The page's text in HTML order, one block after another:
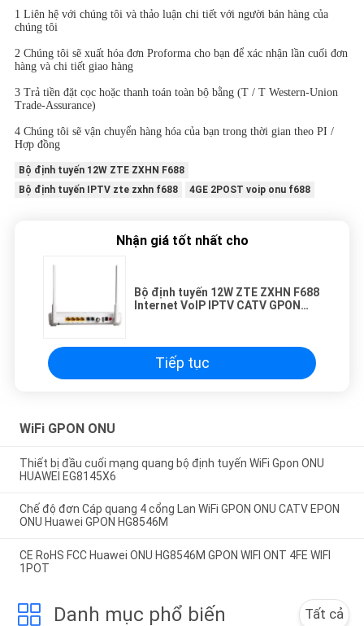
1 Liên hệ với chúng tôi và thảo luận chi tiết với người bán hàng của
chúng tôi
2 Chúng tôi sẽ xuất hóa đơn Proforma cho bạn để xác nhận lần cuối đơn
hàng và chi tiết giao hàng
3 Trả tiền đặt cọc hoặc thanh toán toàn bộ bằng (T / T Western-Union
Trade-Assurance)
4 Chúng tôi sẽ vận chuyển hàng hóa của bạn trong thời gian theo PI /
Hợp đồng
Bộ định tuyến 12W ZTE ZXHN F688
Bộ định tuyến IPTV zte zxhn f688
4GE 2POST voip onu f688
Nhận giá tốt nhất cho
Bộ định tuyến 12W ZTE ZXHN F688
Internet VoIP IPTV CATV GPON
Tiếp tục
WiFi GPON ONU
Thiết bị đầu cuối mạng quang bộ định tuyến WiFi Gpon ONU
HUAWEI EG8145X6
Chế độ đơn Cáp quang 4 cổng Lan WiFi GPON ONU CATV EPON
ONU Huawei GPON HG8546M
CE RoHS FCC Huawei ONU HG8546M GPON WIFI ONT 4FE WIFI
1POT
Danh mục phổ biến Tất cả